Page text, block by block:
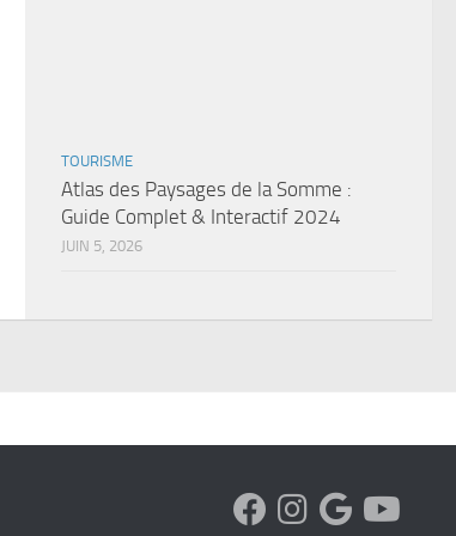
TOURISME
Atlas des Paysages de la Somme :
Guide Complet & Interactif 2024
JUIN 5, 2026